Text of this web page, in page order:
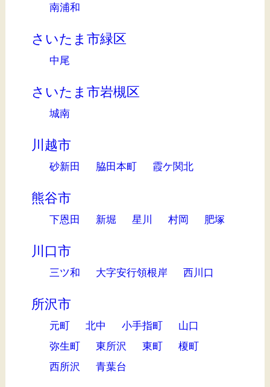
南浦和
さいたま市緑区
中尾
さいたま市岩槻区
城南
川越市
砂新田 脇田本町 霞ケ関北
熊谷市
下恩田 新堀 星川 村岡 肥塚
川口市
三ツ和 大字安行領根岸 西川口
所沢市
元町 北中 小手指町
山口
弥生町
東所沢 東町
榎町
西所沢
青葉台